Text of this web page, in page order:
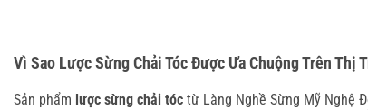
Vì Sao Lược Sừng Chải Tóc Được Ưa Chuộng Trên Thị
Sản phẩm lược sừng chải tóc từ Làng Nghề Sừng Mỹ Nghệ